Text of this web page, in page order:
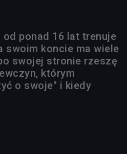
ponad 16 lat trenuje
swoim koncie ma wiele
swojej stronie rzeszę
którym
o swoje" i kiedy